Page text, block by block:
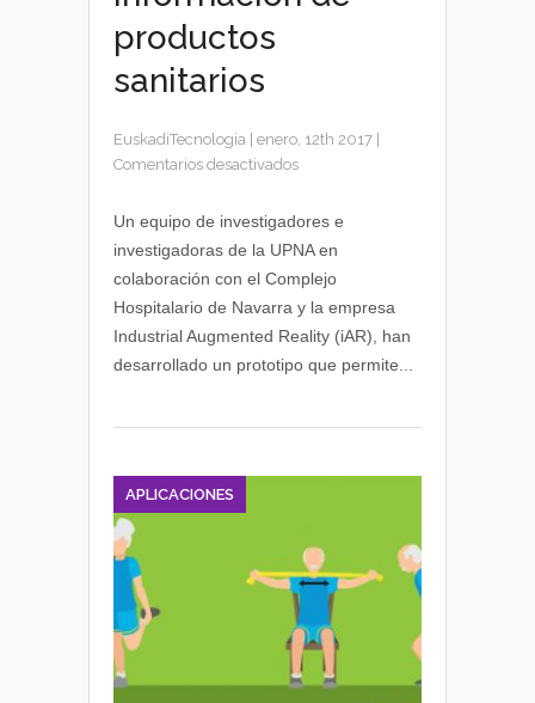
productos
sanitarios
EuskadiTecnologia enero, 12th 2017
Comentarios desactivadosen
información
de
productos
sanitarios
Un equipo de investigadores e
investigadoras de la UPNA en
colaboración con el Complejo
Hospitalario de Navarra y la empresa
Industrial Augmented Reality (iAR), han
desarrollado un prototipo que permite...
APLICACIONES